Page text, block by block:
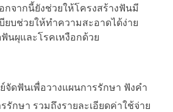
กจากนี้ยังช่วยให้โครงสร้างฟันมี
บียบช่วยให้ทำความสะอาดได้ง่าย
นผุและโรคเหงือกด้วย
ดฟันเพื่อวางแผนการรักษา ฟังคำ
รักษา รวมถึงรายละเอียดค่าใช้จ่าย